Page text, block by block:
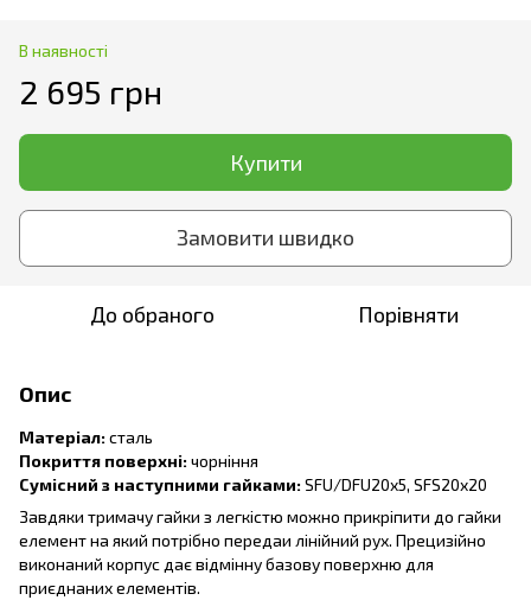
В наявності
2 695 грн
Купити
Замовити швидко
До обраного Порівняти
Опис
Матеріал:сталь
Покриття поверхні:чорніння
Сумісний з наступними гайками:SFU/DFU20x5, SFS20x20
Завдяки тримачу гайки з легкістю можно прикріпити до гайки
елемент на який потрібно передаи лінійний рух. Прецизійно
виконаний корпус дає відмінну базову поверхню для
приєднаних елементів.